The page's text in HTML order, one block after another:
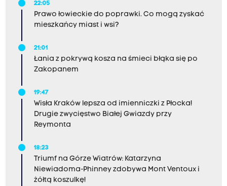
22:05
Prawo łowieckie do poprawki. Co mogą zyskać
mieszkańcy miast i wsi?
21:01
Łania z pokrywą kosza na śmieci błąka się po
Zakopanem
19:47
Wisła Kraków lepsza od imienniczki z Płocka!
Drugie zwycięstwo Białej Gwiazdy przy
Reymonta
18:23
Triumf na Górze Wiatrów: Katarzyna
Niewiadoma-Phinney zdobywa Mont Ventoux i
żółtą koszulkę!